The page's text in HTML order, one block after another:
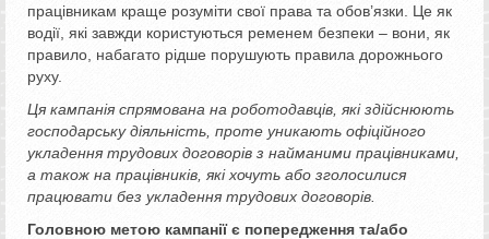
працівникам краще розуміти свої права та обов’язки. Це як
водії, які завжди користуються ременем безпеки – вони, як
правило, набагато рідше порушують правила дорожнього
руху.
Ця кампанія спрямована на роботодавців, які здійснюють
господарську діяльність, проте уникають офіційного
укладення трудових договорів з найманими працівниками,
а також на працівників, які хочуть або зголосилися
працювати без укладення трудових договорів.
Головною метою кампанії є попередження та/або